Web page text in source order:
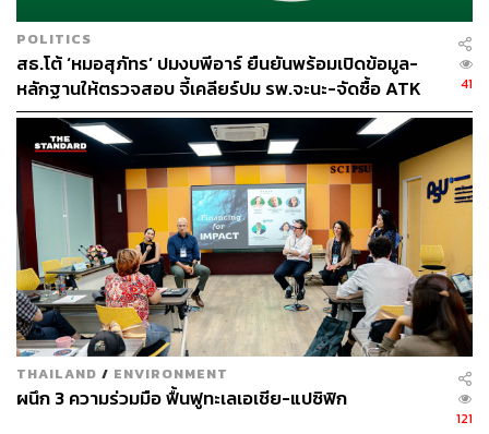
POLITICS
สธ.โต้ ‘หมอสุภัทร’ ปมงบพีอาร์ ยืนยันพร้อมเปิดข้อมูล-
หลักฐานให้ตรวจสอบ จี้เคลียร์ปม รพ.จะนะ-จัดซื้อ ATK
41
THAILAND / ENVIRONMENT
ผนึก 3 ความร่วมมือ ฟื้นฟูทะเลเอเชีย-แปซิฟิก
121